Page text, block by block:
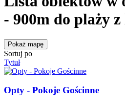
- 900m do plaży
Pokaż mapę
Sortuj po
Tytuł
Opty - Pokoje Gościnne